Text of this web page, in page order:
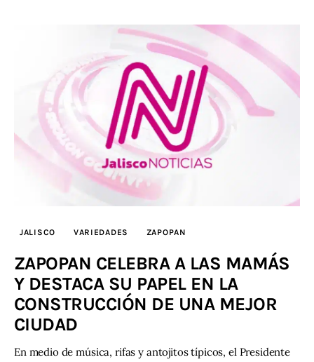
JALISCO VARIEDADES ZAPOPAN
ZAPOPAN CELEBRA A LAS MAMÁS
Y DESTACA SU PAPEL EN LA
CONSTRUCCIÓN DE UNA MEJOR
CIUDAD
En medio de música, rifas y antojitos típicos, el Presidente